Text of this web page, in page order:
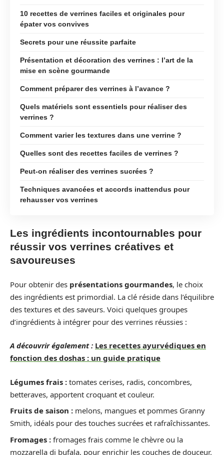
10 recettes de verrines faciles et originales pour
épater vos convives
Secrets pour une réussite parfaite
Présentation et décoration des verrines : l’art de la
mise en scène gourmande
Comment préparer des verrines à l’avance ?
Quels matériels sont essentiels pour réaliser des
verrines ?
Comment varier les textures dans une verrine ?
Quelles sont des recettes faciles de verrines ?
Peut-on réaliser des verrines sucrées ?
Techniques avancées et accords inattendus pour
rehausser vos verrines
Les ingrédients incontournables pour
réussir vos verrines créatives et
savoureuses
Pour obtenir des présentations gourmandes, le choix
des ingrédients est primordial. La clé réside dans l’équilibre
des textures et des saveurs. Voici quelques groupes
d’ingrédients à intégrer pour des verrines réussies :
A découvrir également : Les recettes ayurvédiques en
fonction des doshas : un guide pratique
Légumes frais : tomates cerises, radis, concombres,
betteraves, apportent croquant et couleur.
Fruits de saison : melons, mangues et pommes Granny
Smith, idéals pour des touches sucrées et rafraîchissantes.
Fromages : fromages frais comme le chèvre ou la
mozzarella di bufala, pour enrichir les couches de douceur.